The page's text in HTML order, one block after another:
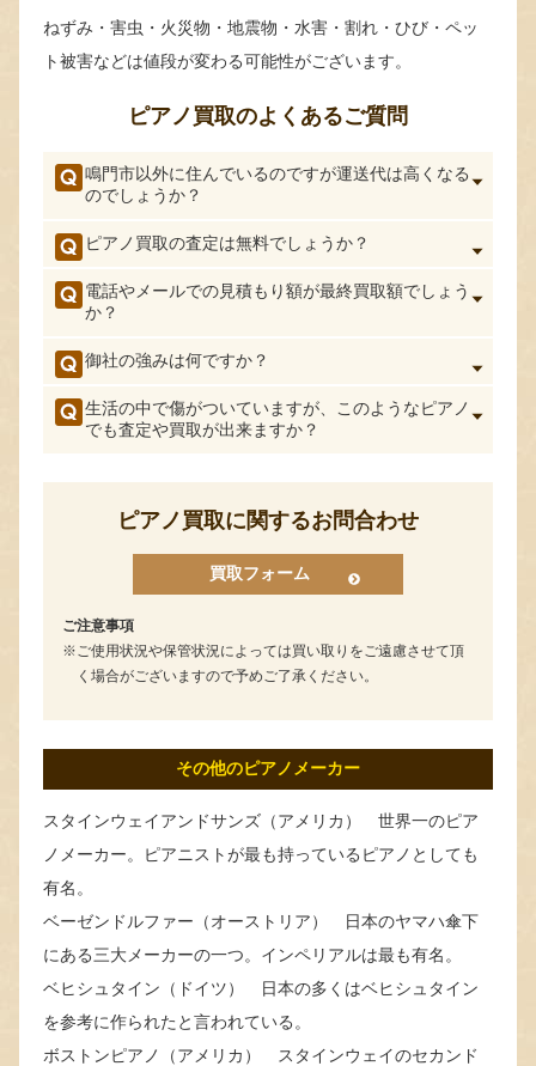
ねずみ・害虫・火災物・地震物・水害・割れ・ひび・ペッ
ト被害などは値段が変わる可能性がございます。
ピアノ買取のよくあるご質問
鳴門市以外に住んでいるのですが運送代は高くなる
のでしょうか？
ピアノ買取の査定は無料でしょうか？
電話やメールでの見積もり額が最終買取額でしょう
か？
御社の強みは何ですか？
生活の中で傷がついていますが、このようなピアノ
でも査定や買取が出来ますか？
ピアノ買取に関するお問合わせ
買取フォーム
ご注意事項
ご使用状況や保管状況によっては買い取りをご遠慮させて頂
く場合がございますので予めご了承ください。
その他のピアノメーカー
スタインウェイアンドサンズ（アメリカ） 世界一のピア
ノメーカー。ピアニストが最も持っているピアノとしても
有名。
ベーゼンドルファー（オーストリア） 日本のヤマハ傘下
にある三大メーカーの一つ。インペリアルは最も有名。
ベヒシュタイン（ドイツ） 日本の多くはベヒシュタイン
を参考に作られたと言われている。
ボストンピアノ（アメリカ） スタインウェイのセカンド